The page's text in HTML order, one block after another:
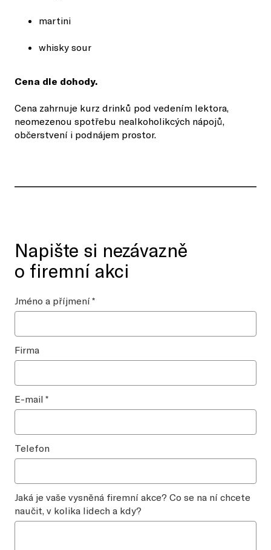
martini
whisky sour
Cena dle dohody.
Cena zahrnuje kurz drinků pod vedením lektora,
neomezenou spotřebu nealkoholikcých nápojů,
občerstvení i podnájem prostor.
Napište si nezávazně
o firemní akci
Jméno a příjmení *
Firma
E-mail *
Telefon
Jaká je vaše vysněná firemní akce? Co se na ní chcete
naučit, v kolika lidech a kdy?